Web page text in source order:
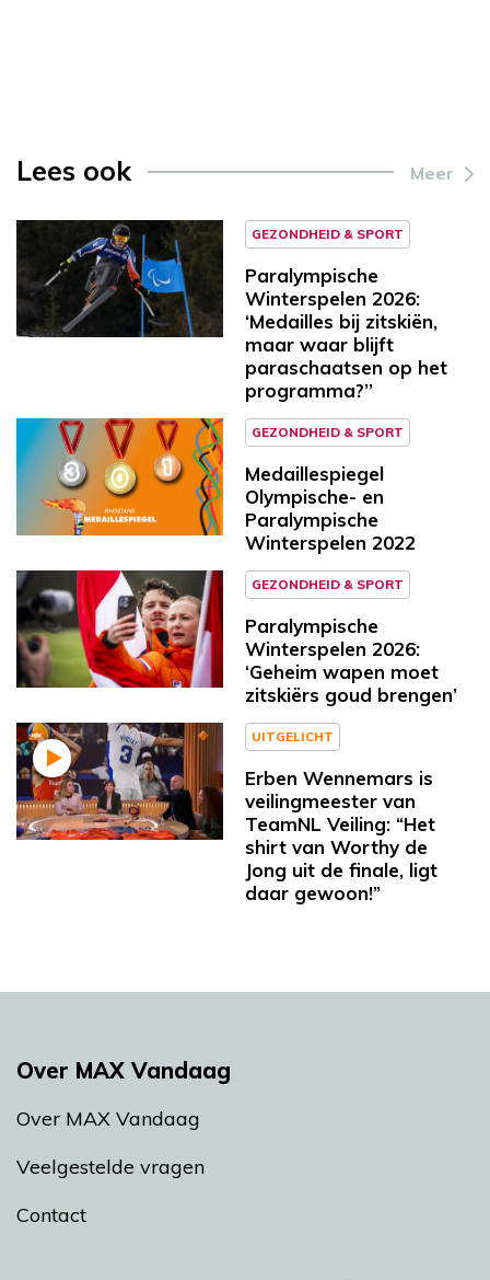
Lees ook Meer
GEZONDHEID & SPORT
Paralympische
Winterspelen 2026:
‘Medailles bij zitskiën,
maar waar blijft
paraschaatsen op het
programma?’’
GEZONDHEID & SPORT
Medaillespiegel
Olympische- en
Paralympische
Winterspelen 2022
GEZONDHEID & SPORT
Paralympische
Winterspelen 2026:
‘Geheim wapen moet
zitskiërs goud brengen’
UITGELICHT
Erben Wennemars is
veilingmeester van
TeamNL Veiling: “Het
shirt van Worthy de
Jong uit de finale, ligt
daar gewoon!”
Over MAX Vandaag
Over MAX Vandaag
Veelgestelde vragen
Contact